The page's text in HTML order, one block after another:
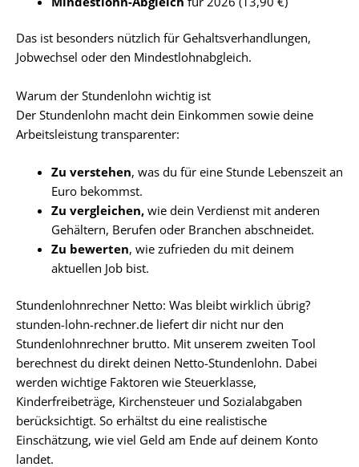
Das ist besonders nützlich für Gehaltsverhandlungen,
Jobwechsel oder den Mindestlohnabgleich.
Warum der Stundenlohn wichtig ist
Der Stundenlohn macht dein Einkommen sowie deine
Arbeitsleistung transparenter:
Zu verstehen, was du für eine Stunde Lebenszeit an
Euro bekommst.
Zu vergleichen, wie dein Verdienst mit anderen
Gehältern, Berufen oder Branchen abschneidet.
Zu bewerten, wie zufrieden du mit deinem
aktuellen Job bist.
Stundenlohnrechner Netto: Was bleibt wirklich übrig?
stunden-lohn-rechner.de liefert dir nicht nur den
Stundenlohnrechner brutto. Mit unserem zweiten Tool
berechnest du direkt deinen Netto-Stundenlohn. Dabei
werden wichtige Faktoren wie Steuerklasse,
Kinderfreibeträge, Kirchensteuer und Sozialabgaben
berücksichtigt. So erhältst du eine realistische
Einschätzung, wie viel Geld am Ende auf deinem Konto
landet.